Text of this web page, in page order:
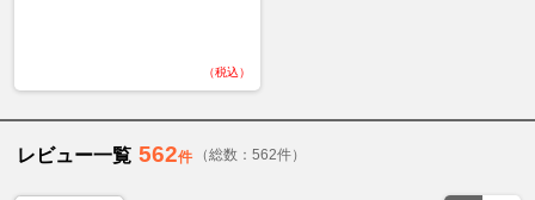
（税込）
レビュー一覧 562件 （総数：562件）